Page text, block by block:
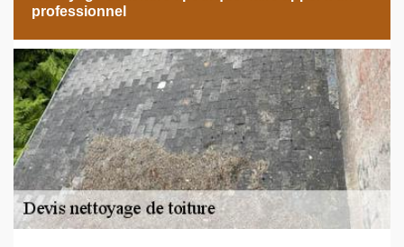
professionnel